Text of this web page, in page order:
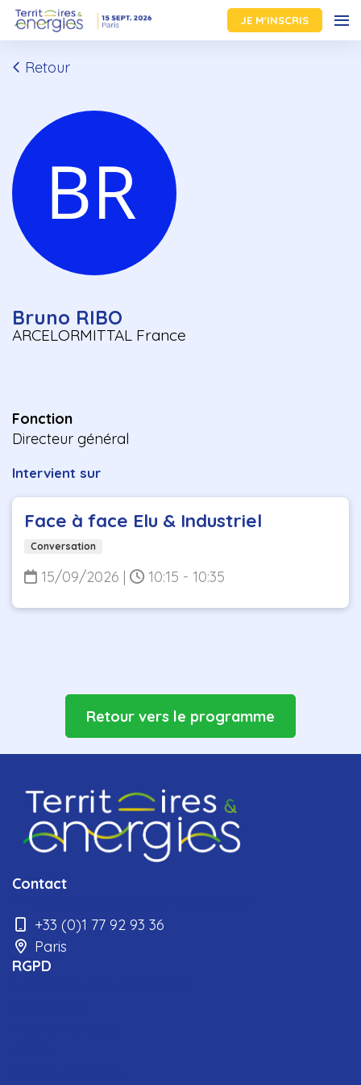
JE M'INSCRIS
Retour
Bruno RIBO
ARCELORMITTAL France
Fonction
Directeur général
Intervient sur
Face à face Elu & Industriel
Conversation
15/09/2026 | 10:15 - 10:35
Retour vers le programme
Contact
+33 (0)1 77 92 93 36
Paris
RGPD